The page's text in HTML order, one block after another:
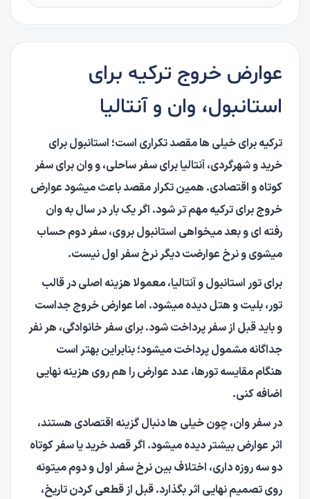
عوارض خروج ترکیه برای
استانبول، وان و آنتالیا
ترکیه برای خیلی ها مقصد تکراری است؛ استانبول برای
خرید و شهرگردی، آنتالیا برای سفر ساحلی، و وان برای سفر
کوتاه و اقتصادی. همین تکرار مقصد باعث میشود عوارض
خروج برای ترکیه مهم تر شود. اگر یک بار در سال به وان
رفته ای و بعد میخواهی استانبول بروی، سفر دوم حساب
میشوی و نرخ عوارضت دیگر نرخ سفر اول نیست.
برای تور استانبول و آنتالیا، معمولا هزینه اصلی در قالب
تور، بلیت و هتل دیده میشود. اما عوارض خروج جداست
و باید قبل از سفر پرداخت شود. برای سفر خانوادگی، هر نفر
جداگانه مشمول پرداخت میشود؛ بنابراین بهتر است
هنگام مقایسه تورها، عدد عوارض را هم روی هزینه نهایی
اضافه کنی.
در سفر وان، چون خیلی ها دنبال گزینه اقتصادی هستند،
اثر عوارض بیشتر دیده میشود. اگر قصد خرید یا سفر کوتاه
دو سه روزه داری، اختلاف بین نرخ سفر اول و دوم میتونه
روی تصمیم نهایی اثر بگذارد. قبل از قطعی کردن تاریخ،